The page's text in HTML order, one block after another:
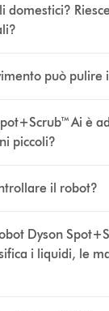
domestici?
può pulire
Ai è
piccoli?
il robot?
Dyson
i liquidi, le